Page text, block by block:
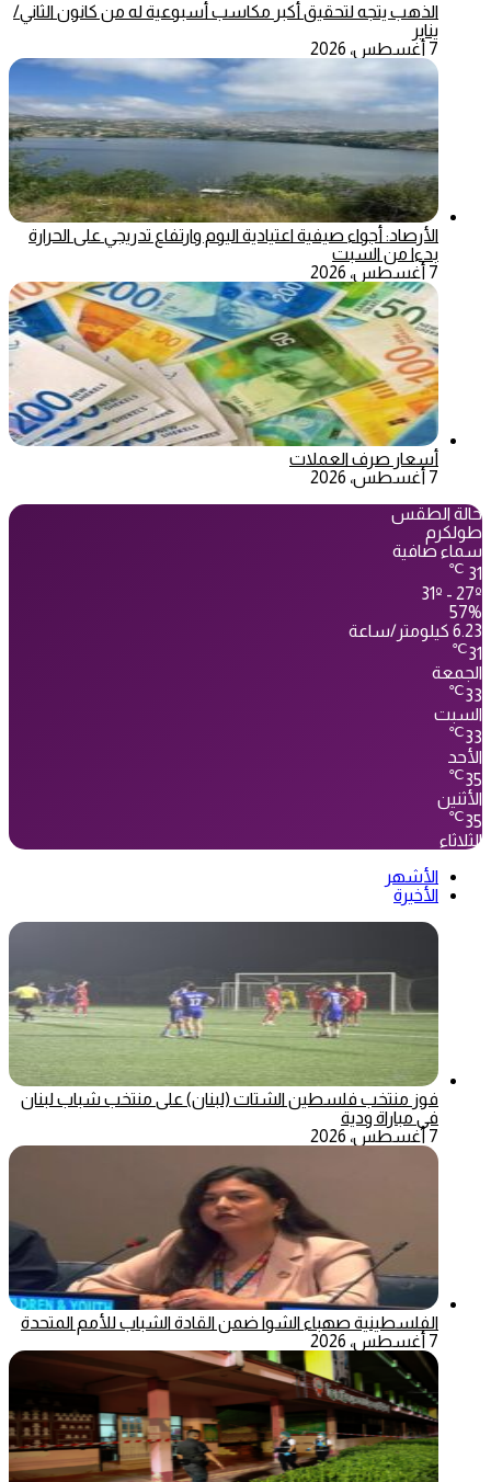
الذهب يتجه لتحقيق أكبر مكاسب أسبوعية له من كانون الثاني/
يناير
7 أغسطس، 2026
الأرصاد: أجواء صيفية اعتيادية اليوم وارتفاع تدريجي على الحرارة
بدءا من السبت
7 أغسطس، 2026
أسعار صرف العملات
7 أغسطس، 2026
حالة الطقس
طولكرم
سماء صافية
31
℃
31º - 27º
57%
6.23 كيلومتر/ساعة
31
℃
الجمعة
33
℃
السبت
33
℃
الأحد
35
℃
الأثنين
35
℃
الثلاثاء
الأشهر
الأخيرة
فوز منتخب فلسطين الشتات (لبنان) على منتخب شباب لبنان
في مباراة ودية
7 أغسطس، 2026
الفلسطينية صهباء الشوا ضمن القادة الشباب للأمم المتحدة
7 أغسطس، 2026